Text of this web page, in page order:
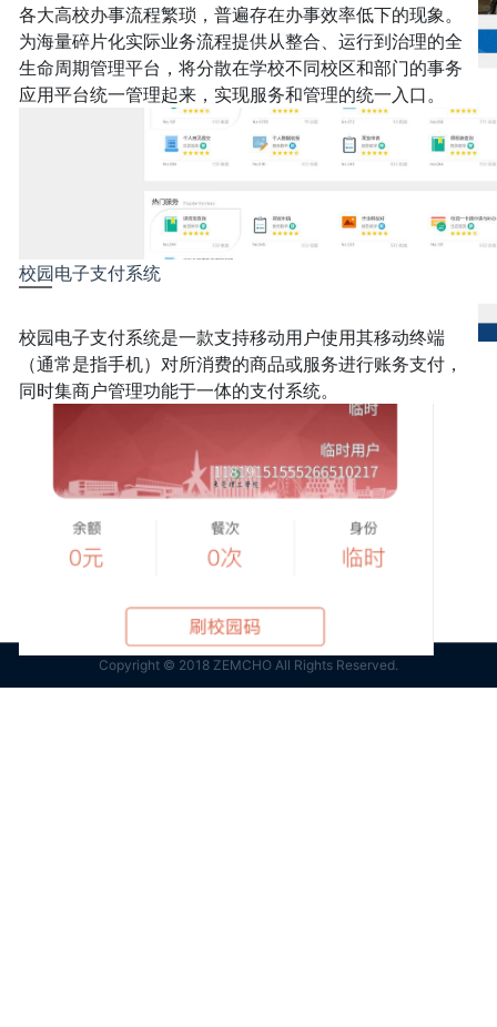
各大高校办事流程繁琐，普遍存在办事效率低下的现象。
为海量碎片化实际业务流程提供从整合、运行到治理的全
生命周期管理平台，将分散在学校不同校区和部门的事务
应用平台统一管理起来，实现服务和管理的统一入口。
校园电子支付系统
校园电子支付系统是一款支持移动用户使用其移动终端
（通常是指手机）对所消费的商品或服务进行账务支付，
同时集商户管理功能于一体的支付系统。
Copyright © 2018 ZEMCHO All Rights Reserved.